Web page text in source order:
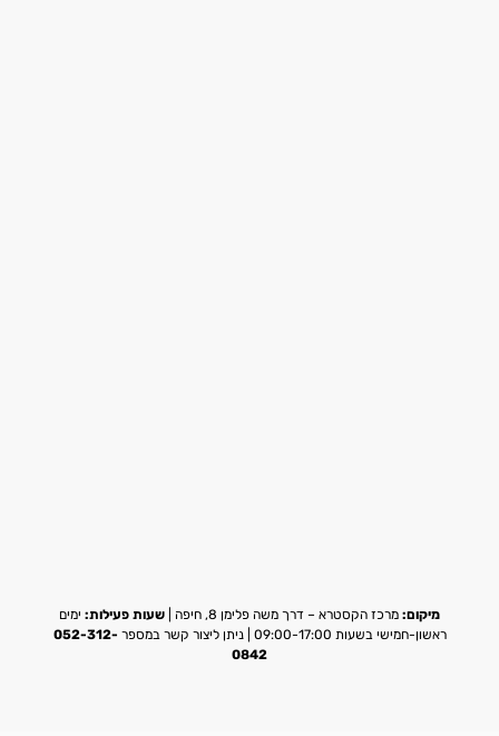
מיקום: מרכז הקסטרא – דרך משה פלימן 8, חיפה | שעות פעילות: ימים
ראשון-חמישי בשעות 09:00-17:00 | ניתן ליצור קשר במספר
052-312-
0842